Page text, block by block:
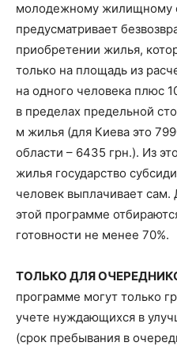
молодежному жилищному
предусматривает
приобретении жилья,
только на площадь из
на одного человека плюс
в пределах предельной
м жилья (для Киева это
области – 6435 грн.). Из
жилья государство
человек выплачивает
этой программе
готовности не менее 70%.
ТОЛЬКО ДЛЯ
программе могут только
учете нуждающихся в
(срок пребывания в